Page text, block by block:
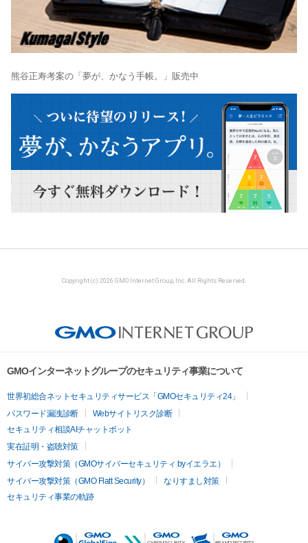
熊谷正寿考案の「夢が、かなう手帳。」販売中
Copyright (c) 2026 GMO Internet Group, Inc. All Rights Reserved.
GMOインターネットグループのセキュリティ事業について
世界初総合ネットセキュリティサービス「GMOセキュリティ24」
パスワード漏洩診断
Webサイトリスク診断
セキュリティ相談AIチャットボット
実在証明・盗聴対策
サイバー攻撃対策（GMOサイバーセキュリティ byイエラエ）
サイバー攻撃対策（GMO Flatt Security）
なりすまし対策
セキュリティ事業の軌跡